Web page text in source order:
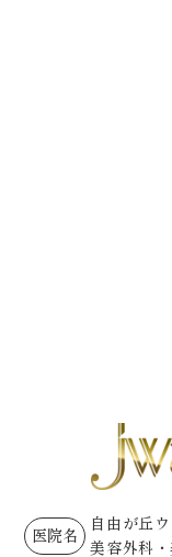
医院名
自由が丘
美容外科